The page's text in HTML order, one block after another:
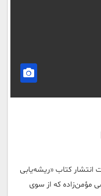
انتشار کتاب «ریشه‌یابی
مؤمن‌زاده که از سوی